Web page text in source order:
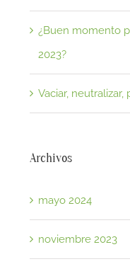
¿Buen momento
2023?
Vaciar,
Archivos
mayo 2024
noviembre 2023